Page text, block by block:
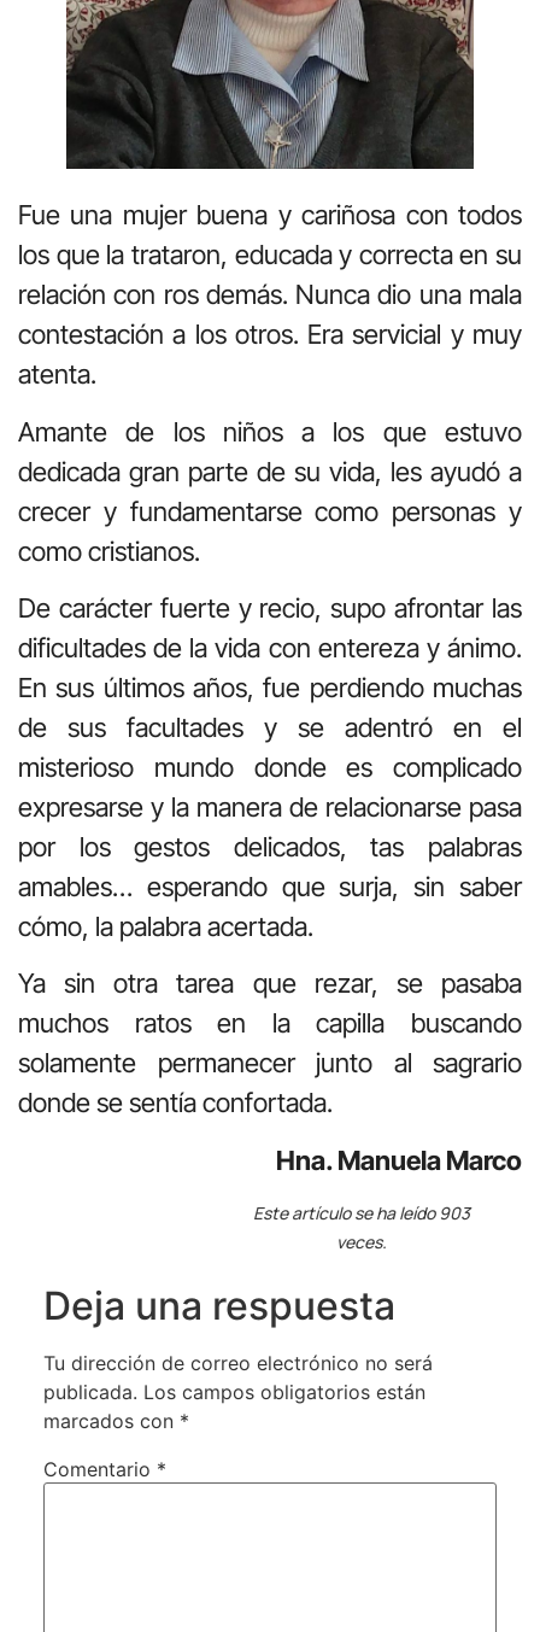
Fue una mujer buena y cariñosa con todos
los que la trataron, educada y correcta en su
relación con ros demás. Nunca dio una mala
contestación a los otros. Era servicial y muy
atenta.
Amante de los niños a los que estuvo
dedicada gran parte de su vida, les ayudó a
crecer y fundamentarse como personas y
como cristianos.
De carácter fuerte y recio, supo afrontar las
dificultades de la vida con entereza y ánimo.
En sus últimos años, fue perdiendo muchas
de sus facultades y se adentró en el
misterioso mundo donde es complicado
expresarse y la manera de relacionarse pasa
por los gestos delicados, tas palabras
amables… esperando que surja, sin saber
cómo, la palabra acertada.
Ya sin otra tarea que rezar, se pasaba
muchos ratos en la capilla buscando
solamente permanecer junto al sagrario
donde se sentía confortada.
Hna. Manuela Marco
Este artículo se ha leído 903
veces.
Deja una respuesta
Tu dirección de correo electrónico no será
publicada. Los campos obligatorios están
marcados con *
Comentario *